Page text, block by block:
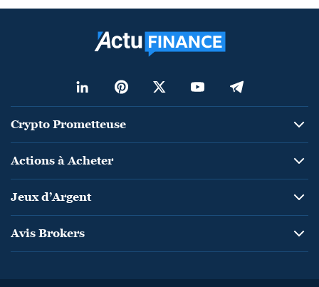
Crypto Prometteuse
Actions à Acheter
Jeux d’Argent
Avis Brokers